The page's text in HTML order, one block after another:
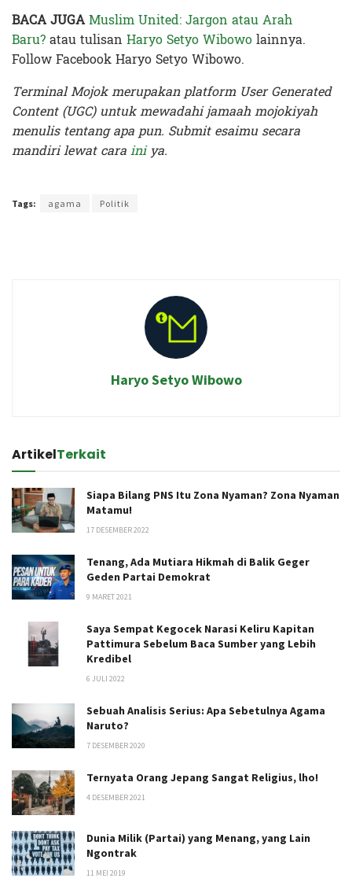
BACA JUGAMuslim United: Jargon atau Arah
Baru?atau tulisan Haryo Setyo Wibowolainnya.
Follow Facebook Haryo Setyo Wibowo.
Terminal Mojok merupakan platform User Generated
Content (UGC) untuk mewadahi jamaah mojokiyah
menulis tentang apa pun. Submit esaimu secara
mandiri lewat carainiya.
Tags: agama Politik
Haryo Setyo Wibowo
ArtikelTerkait
Siapa Bilang PNS Itu Zona Nyaman? Zona Nyaman
Matamu!
17 DESEMBER 2022
Tenang, Ada Mutiara Hikmah di Balik Geger
Geden Partai Demokrat
9 MARET 2021
Saya Sempat Kegocek Narasi Keliru Kapitan
Pattimura Sebelum Baca Sumber yang Lebih
Kredibel
6 JULI 2022
Sebuah Analisis Serius: Apa Sebetulnya Agama
Naruto?
7 DESEMBER 2020
Ternyata Orang Jepang Sangat Religius, lho!
4 DESEMBER 2021
Dunia Milik (Partai) yang Menang, yang Lain
Ngontrak
11 MEI 2019